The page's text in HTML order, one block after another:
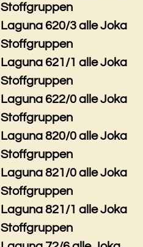
Stoffgruppen
Laguna 620/3 alle Joka
Stoffgruppen
Laguna 621/1 alle Joka
Stoffgruppen
Laguna 622/0 alle Joka
Stoffgruppen
Laguna 820/0 alle Joka
Stoffgruppen
Laguna 821/0 alle Joka
Stoffgruppen
Laguna 821/1 alle Joka
Stoffgruppen